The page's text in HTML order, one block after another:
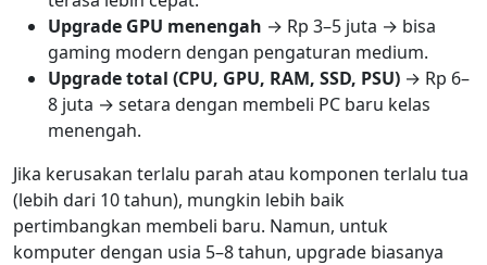
Upgrade GPU menengah → Rp 3–5 juta → bisa
gaming modern dengan pengaturan medium.
Upgrade total (CPU, GPU, RAM, SSD, PSU) → Rp 6–
8 juta → setara dengan membeli PC baru kelas
menengah.
Jika kerusakan terlalu parah atau komponen terlalu tua
(lebih dari 10 tahun), mungkin lebih baik
pertimbangkan membeli baru. Namun, untuk
komputer dengan usia 5–8 tahun, upgrade biasanya